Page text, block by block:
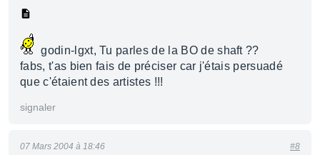
godin-lgxt, Tu parles de la BO de shaft ??
fabs, t'as bien fais de préciser car j'étais persuadé
que c'étaient des artistes !!!
signaler
07 Mars 2004 à 18:46 #8